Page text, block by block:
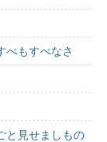
べもすべなさ
と見せましもの